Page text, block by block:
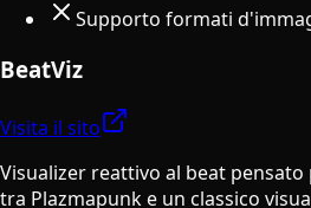
Supporto formati
BeatViz
Visita il sito
Visualizer reattivo al beat pensato
tra Plazmapunk e un classico